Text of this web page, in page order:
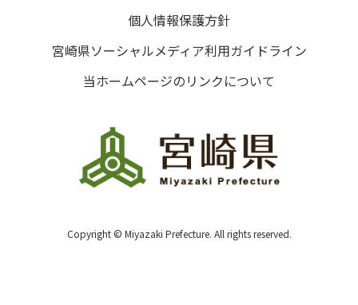
個人情報保護方針
宮崎県ソーシャルメディア利用ガイドライン
当ホームページのリンクについて
Copyright © Miyazaki Prefecture. All rights reserved.